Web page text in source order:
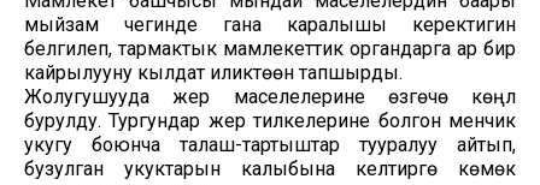
мыйзам чегинде гана каралышы керектигин
белгилеп, тармактык мамлекеттик органдарга ар бир
кайрылууну кылдат иликтөөнү тапшырды.
Жолугушууда жер маселелерине өзгөчө көңүл
бурулду. Тургундар жер тилкелерине болгон менчик
укугу боюнча талаш-тартыштар тууралуу айтып,
бузулган укуктарын калыбына келтирүүгө көмөк